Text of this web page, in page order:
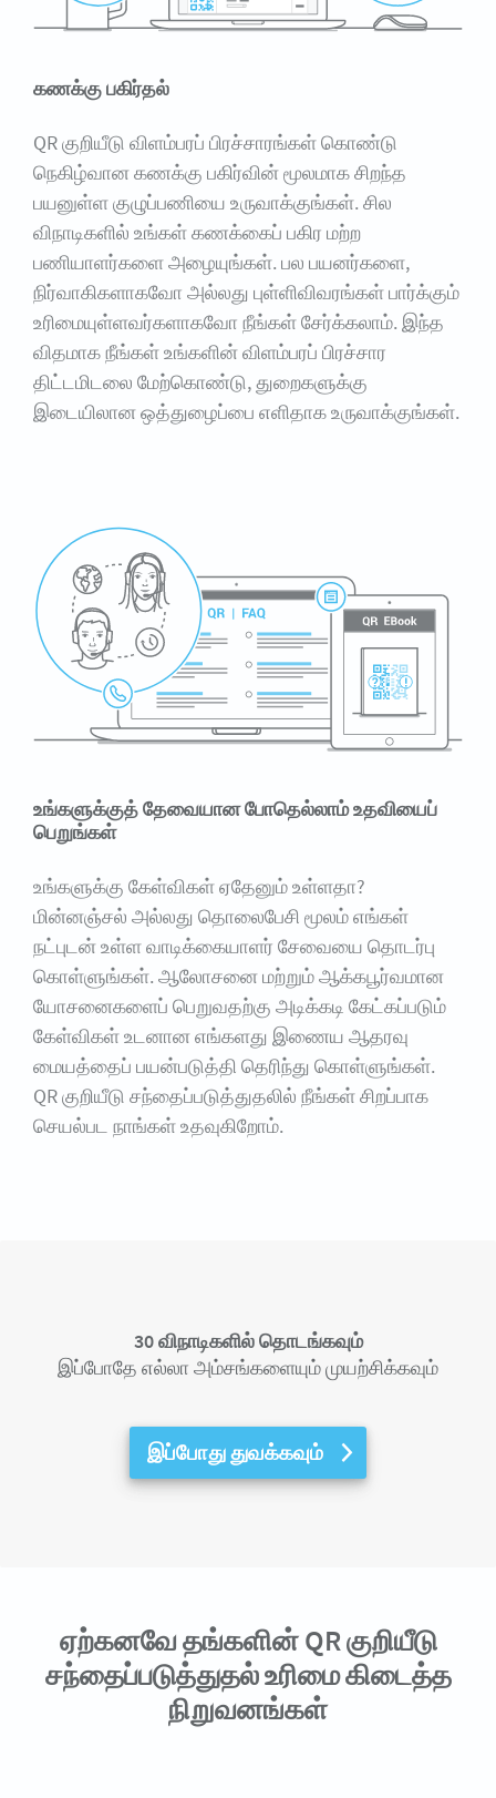
கணக்கு பகிர்தல்
QR குறியீடு விளம்பரப் பிரச்சாரங்கள் கொண்டு
நெகிழ்வான கணக்கு பகிர்வின் மூலமாக சிறந்த
பயனுள்ள குழுப்பணியை உருவாக்குங்கள். சில
விநாடிகளில் உங்கள் கணக்கைப் பகிர மற்ற
பணியாளர்களை அழையுங்கள். பல பயனர்களை,
நிர்வாகிகளாகவோ அல்லது புள்ளிவிவரங்கள் பார்க்கும்
உரிமையுள்ளவர்களாகவோ நீங்கள் சேர்க்கலாம். இந்த
விதமாக நீங்கள் உங்களின் விளம்பரப் பிரச்சார
திட்டமிடலை மேற்கொண்டு, துறைகளுக்கு
இடையிலான ஒத்துழைப்பை எளிதாக உருவாக்குங்கள்.
உங்களுக்குத் தேவையான போதெல்லாம் உதவியைப்
பெறுங்கள்
உங்களுக்கு கேள்விகள் ஏதேனும் உள்ளதா?
மின்னஞ்சல் அல்லது தொலைபேசி மூலம் எங்கள்
நட்புடன் உள்ள வாடிக்கையாளர் சேவையை தொடர்பு
கொள்ளுங்கள். ஆலோசனை மற்றும் ஆக்கபூர்வமான
யோசனைகளைப் பெறுவதற்கு அடிக்கடி கேட்கப்படும்
கேள்விகள் உடனான எங்களது இணைய ஆதரவு
மையத்தைப் பயன்படுத்தி தெரிந்து கொள்ளுங்கள்.
QR குறியீடு சந்தைப்படுத்துதலில் நீங்கள் சிறப்பாக
செயல்பட நாங்கள் உதவுகிறோம்.
30 விநாடிகளில் தொடங்கவும்
இப்போதே எல்லா அம்சங்களையும் முயற்சிக்கவும்
இப்போது துவக்கவும்
ஏற்கனவே தங்களின் QR குறியீடு
சந்தைப்படுத்துதல் உரிமை கிடைத்த
நிறுவனங்கள்